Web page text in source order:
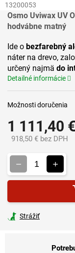
13200053
1 111,40 €
918,50 € bez DPH
Možnosti doručenia
Osmo Uviwax UV
hodvábne matný
Ide o bezfarebný
náter na drevo,
určený najmä do
Detailné informácie
Strážiť